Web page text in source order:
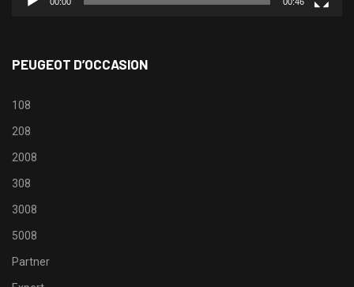
PEUGEOT D’OCCASION
108
208
2008
308
3008
5008
Partner